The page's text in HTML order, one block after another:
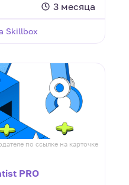
3 месяца
Skillbox
по ссылке на карточке
PRO